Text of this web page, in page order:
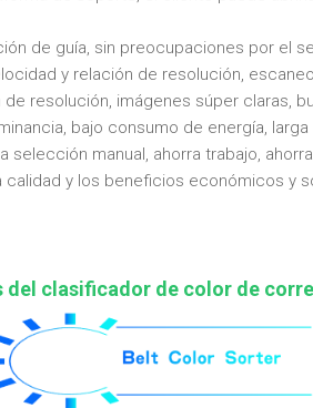
de guía, sin preocupaciones por el
y relación de resolución,
de resolución, imágenes súper claras,
bajo consumo de energía,
selección manual, ahorra trabajo,
calidad y los beneficios económicos y
del clasificador de color de